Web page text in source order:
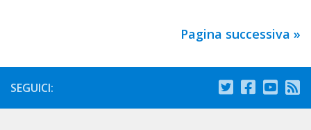
Pagina successiva »
SEGUICI: